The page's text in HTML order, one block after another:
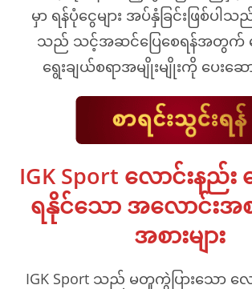
မှာ ရန်ပုံငွေများ အပ်နှံခြင်းဖြစ်ပါသ
သည် သင့်အဆင်ပြေစေရန်အတွက် ငွ
ရွေးချယ်စရာအမျိုးမျိုးကို ပေးဆ
IGK Sport လောင်းနည်း
ရနိုင်သော အလောင်းအစ
အစားများ
IGK Sport သည် မတူကွဲပြားသော လော